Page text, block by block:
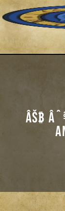
Games
âŠƒ